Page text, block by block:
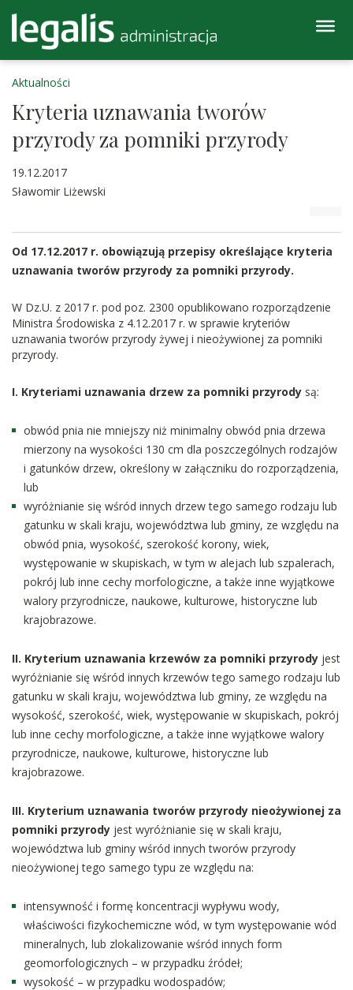
Aktualności
Kryteria uznawania tworów
przyrody za pomniki przyrody
19.12.2017
Sławomir Liżewski
Od 17.12.2017 r. obowiązują przepisy określające kryteria
uznawania tworów przyrody za pomniki przyrody.
W Dz.U. z 2017 r. pod poz. 2300 opublikowano rozporządzenie
Ministra Środowiska z 4.12.2017 r. w sprawie kryteriów
uznawania tworów przyrody żywej i nieożywionej za pomniki
przyrody.
I. Kryteriami uznawania drzew za pomniki przyrody są:
obwód pnia nie mniejszy niż minimalny obwód pnia drzewa
mierzony na wysokości 130 cm dla poszczególnych rodzajów
i gatunków drzew, określony w załączniku do rozporządzenia,
lub
wyróżnianie się wśród innych drzew tego samego rodzaju lub
gatunku w skali kraju, województwa lub gminy, ze względu na
obwód pnia, wysokość, szerokość korony, wiek,
występowanie w skupiskach, w tym w alejach lub szpalerach,
pokrój lub inne cechy morfologiczne, a także inne wyjątkowe
walory przyrodnicze, naukowe, kulturowe, historyczne lub
krajobrazowe.
II. Kryterium uznawania krzewów za pomniki przyrody jest
wyróżnianie się wśród innych krzewów tego samego rodzaju lub
gatunku w skali kraju, województwa lub gminy, ze względu na
wysokość, szerokość, wiek, występowanie w skupiskach, pokrój
lub inne cechy morfologiczne, a także inne wyjątkowe walory
przyrodnicze, naukowe, kulturowe, historyczne lub
krajobrazowe.
III. Kryterium uznawania tworów przyrody nieożywionej za
pomniki przyrody jest wyróżnianie się w skali kraju,
województwa lub gminy wśród innych tworów przyrody
nieożywionej tego samego typu ze względu na:
intensywność i formę koncentracji wypływu wody,
właściwości fizykochemiczne wód, w tym występowanie wód
mineralnych, lub zlokalizowanie wśród innych form
geomorfologicznych – w przypadku źródeł;
wysokość – w przypadku wodospadów;